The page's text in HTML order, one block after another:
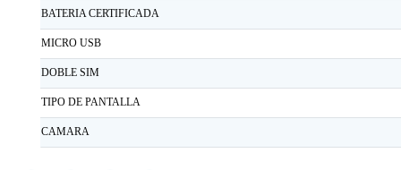
BATERIA CERTIFICADA
MICRO USB
DOBLE SIM
TIPO DE PANTALLA
CAMARA